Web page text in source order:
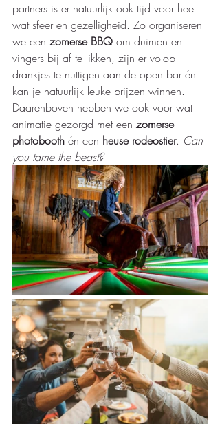
partners is er natuurlijk ook tijd voor heel
wat sfeer en gezelligheid. Zo organiseren
we een zomerse BBQ om duimen en
vingers bij af te likken, zijn er volop
drankjes te nuttigen aan de open bar én
kan je natuurlijk leuke prijzen winnen.
Daarenboven hebben we ook voor wat
animatie gezorgd met een zomerse
photobooth én een heuse rodeostier. Can
you tame the beast?